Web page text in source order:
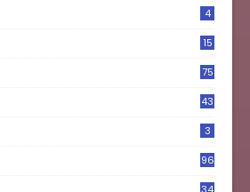
4
15
75
43
3
96